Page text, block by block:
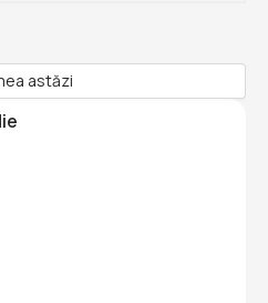
astăzi